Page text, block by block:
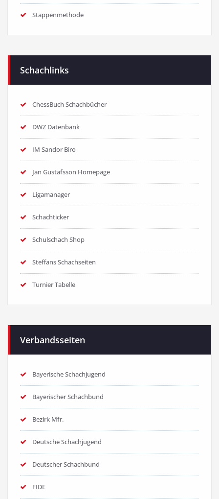
Stappenmethode
Schachlinks
ChessBuch Schachbücher
DWZ Datenbank
IM Sandor Biro
Jan Gustafsson Homepage
Ligamanager
Schachticker
Schulschach Shop
Steffans Schachseiten
Turnier Tabelle
Verbandsseiten
Bayerische Schachjugend
Bayerischer Schachbund
Bezirk Mfr.
Deutsche Schachjugend
Deutscher Schachbund
FIDE